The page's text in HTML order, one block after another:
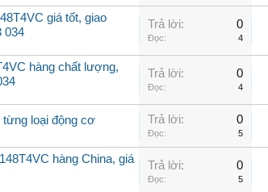
giá tốt, giao
034
Trả lời: 0
Đọc: 4
hàng chất lượng,
Trả lời: 0
Đọc: 4
loại động cơ Trả lời: 0
Đọc: 5
hàng China, giá
Trả lời: 0
Đọc: 5